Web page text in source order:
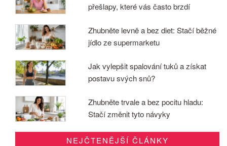
přešlapy, které vás často brzdí
Zhubněte levně a bez diet: Stačí běžné
jídlo ze supermarketu
Jak vylepšit spalování tuků a získat
postavu svých snů?
Zhubněte trvale a bez pocitu hladu:
Stačí změnit tyto návyky
NEJČTENĚJŠÍ ČLÁNKY